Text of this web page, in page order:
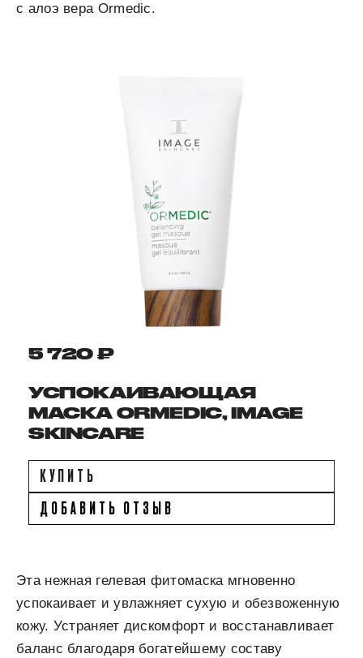
с алоэ вера Ormedic.
5 720 ₽
УСПОКАИВАЮЩАЯ
МАСКА ORMEDIC, IMAGE
SKINCARE
КУПИТЬ
ДОБАВИТЬ ОТЗЫВ
Эта нежная гелевая фитомаска мгновенно
успокаивает и увлажняет сухую и обезвоженную
кожу. Устраняет дискомфорт и восстанавливает
баланс благодаря богатейшему составу